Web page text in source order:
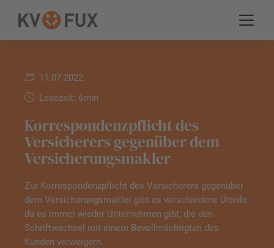
11.07.2022
Lesezeit: 6min
Korrespondenzpflicht des
Versicherers gegenüber dem
Versicherungsmakler
Zur Korrespondenzpflicht des Versicherers gegenüber
dem Versicherungsmakler gibt es verschiedene Urteile,
da es immer wieder Unternehmen gibt, die den
Schriftwechsel mit einem Bevollmächtigten des
Kunden verweigern.